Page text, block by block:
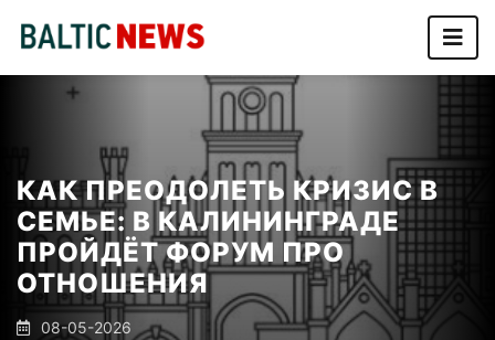
КАК ПРЕОДОЛЕТЬ КРИЗИС В
СЕМЬЕ: В КАЛИНИНГРАДЕ
ПРОЙДЁТ ФОРУМ ПРО
ОТНОШЕНИЯ
08-05-2026